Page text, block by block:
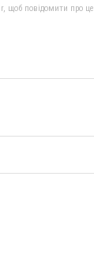
щоб повідомити про